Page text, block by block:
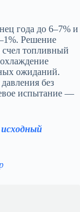
года до 6–7% и
Решение
счел топливный
ожиданий.
без
испытание —
исходный